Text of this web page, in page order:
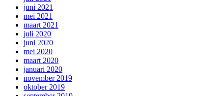
juni 2021
mei 2021
maart 2021
juli 2020
juni 2020
mei 2020
maart 2020
januari 2020
november 2019
oktober 2019